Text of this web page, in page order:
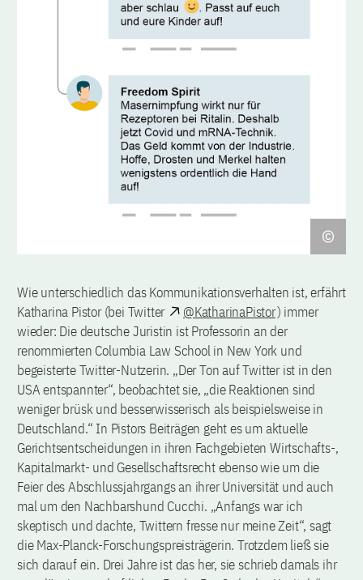
Wie unterschiedlich das Kommunikationsverhalten ist, erfährt
Katharina Pistor (bei Twitter
@KatharinaPistor) immer
wieder: Die deutsche Juristin ist Professorin an der
renommierten Columbia Law School in New York und
begeisterte Twitter-Nutzerin. „Der Ton auf Twitter ist in den
USA entspannter“, beobachtet sie, „die Reaktionen sind
weniger brüsk und besserwisserisch als beispielsweise in
Deutschland.“ In Pistors Beiträgen geht es um aktuelle
Gerichtsentscheidungen in ihren Fachgebieten Wirtschafts-,
Kapitalmarkt- und Gesellschaftsrecht ebenso wie um die
Feier des Abschlussjahrgangs an ihrer Universität und auch
mal um den Nachbarshund Cucchi. „Anfangs war ich
skeptisch und dachte, Twittern fresse nur meine Zeit“, sagt
die Max-Planck-Forschungspreisträgerin. Trotzdem ließ sie
sich darauf ein. Drei Jahre ist das her, sie schrieb damals ihr